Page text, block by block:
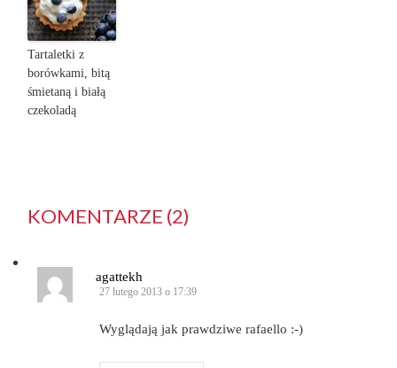
Tartaletki z
borówkami, bitą
śmietaną i białą
czekoladą
KOMENTARZE (2)
agattekh
27 lutego 2013 o 17:39
Wyglądają jak prawdziwe rafaello :-)